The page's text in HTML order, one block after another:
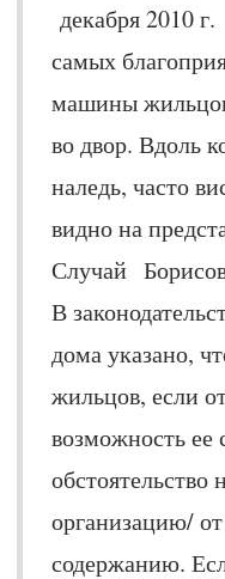
декабря 2010
самых
машины
во двор. Вдоль
наледь, часто
видно на
Случай
В
дома указано,
жильцов, если
возможность ее
обстоятельство
организацию/
содержанию.